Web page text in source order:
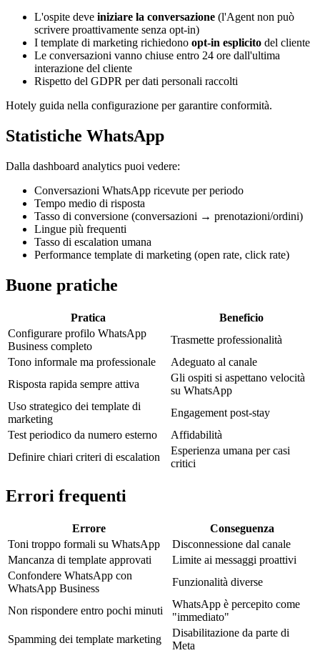
L'ospite deve iniziare la conversazione (l'Agent non può
scrivere proattivamente senza opt-in)
I template di marketing richiedono opt-in esplicito del cliente
Le conversazioni vanno chiuse entro 24 ore dall'ultima
interazione del cliente
Rispetto del GDPR per dati personali raccolti
Hotely guida nella configurazione per garantire conformità.
Statistiche WhatsApp
Dalla dashboard analytics puoi vedere:
Conversazioni WhatsApp ricevute per periodo
Tempo medio di risposta
Tasso di conversione (conversazioni → prenotazioni/ordini)
Lingue più frequenti
Tasso di escalation umana
Performance template di marketing (open rate, click rate)
Buone pratiche
Pratica
Beneficio
Configurare profilo WhatsApp
Business completo
Trasmette professionalità
Tono informale ma professionale
Adeguato al canale
Risposta rapida sempre attiva
Gli ospiti si aspettano velocità
su WhatsApp
Uso strategico dei template di
marketing
Engagement post-stay
Test periodico da numero esterno
Affidabilità
Definire chiari criteri di escalation
Esperienza umana per casi
critici
Errori frequenti
Errore
Conseguenza
Toni troppo formali su WhatsApp
Disconnessione dal canale
Mancanza di template approvati
Limite ai messaggi proattivi
Confondere WhatsApp con
WhatsApp Business
Funzionalità diverse
Non rispondere entro pochi minuti
WhatsApp è percepito come
"immediato"
Spamming dei template marketing
Disabilitazione da parte di
Meta